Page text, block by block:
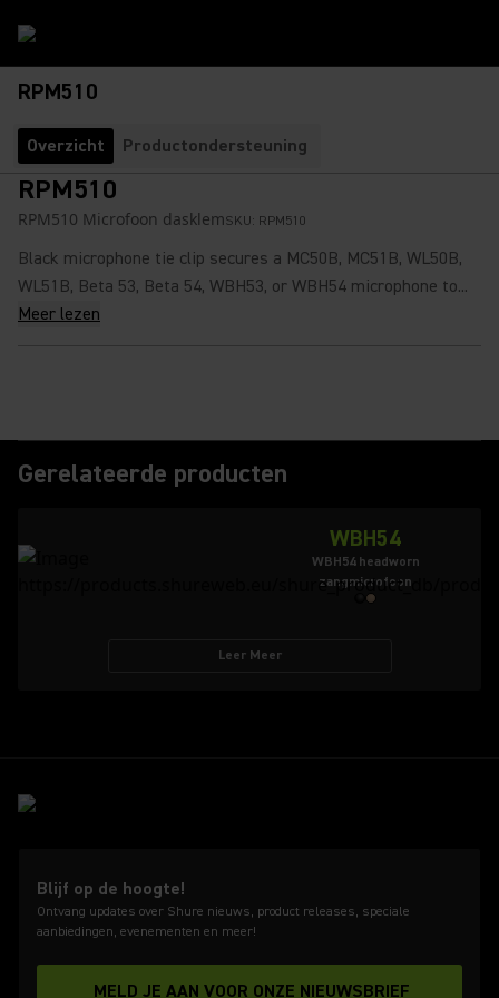
RPM510
Overzicht Productondersteuning
RPM510
RPM510 Microfoon dasklemSKU: RPM510
Black microphone tie clip secures a MC50B, MC51B, WL50B,
WL51B, Beta 53, Beta 54, WBH53, or WBH54 microphone to...
Meer lezen
Gerelateerde producten
WBH54
WBH54 headworn
zangmicrofoon
Leer Meer
Blijf op de hoogte!
Ontvang updates over Shure nieuws, product releases, speciale
aanbiedingen, evenementen en meer!
MELD JE AAN VOOR ONZE NIEUWSBRIEF